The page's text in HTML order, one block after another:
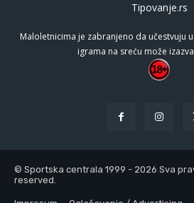
Tipovanje.rs
Maloletnicima je zabranjeno da učestvuju
igrama na sreću može
© Sportska centrala 1999 - 2026 Sva
reserved.